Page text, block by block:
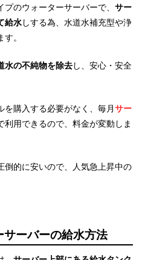
のウォーターサーバーで、 サー
給水しする為、水道水補充型や浄
。
水の不純物を除去し、安心・安全
購入する必要がなく、毎月サー
利用できるので、料金が変動しま
倒的に安いので、人気急上昇中の
ーバーの給水方法